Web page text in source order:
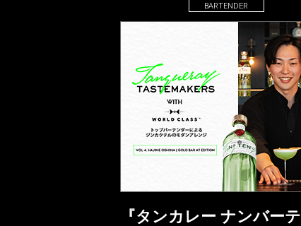
BARTENDER
『タンカレー ナンバーテ